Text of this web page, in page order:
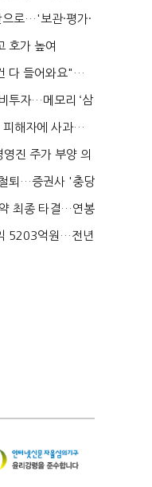
로…'보관·평가·
호가 높여
' 20...
다 들어와요"…
...
투자…메모리 ‘삼
피해자에 사과…
진 주가 부양 의
퇴…증권사 '충당
최종 타결…연봉
5203억원…전년